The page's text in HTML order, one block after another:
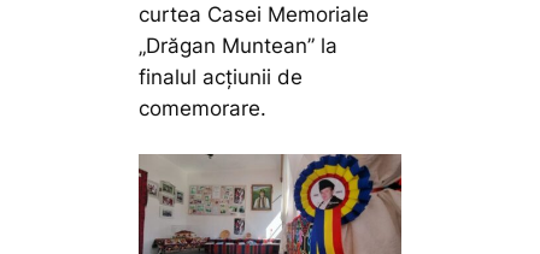
curtea Casei Memoriale
„Drăgan Muntean” la
finalul acțiunii de
comemorare.